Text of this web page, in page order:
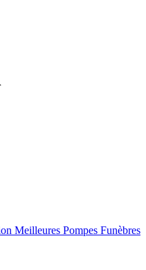
Meilleures Pompes Funèbres